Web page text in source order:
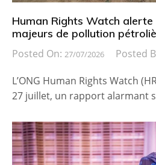
Human Rights Watch alerte
majeurs de pollution
Posted On: 27/07/2026 Posted
L’ONG Human Rights Watch
27 juillet, un rapport alarmant